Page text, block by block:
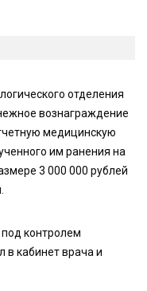
отделения
вознаграждение
медицинскую
им ранения на
3 000 000 рублей
контролем
в кабинет врача и